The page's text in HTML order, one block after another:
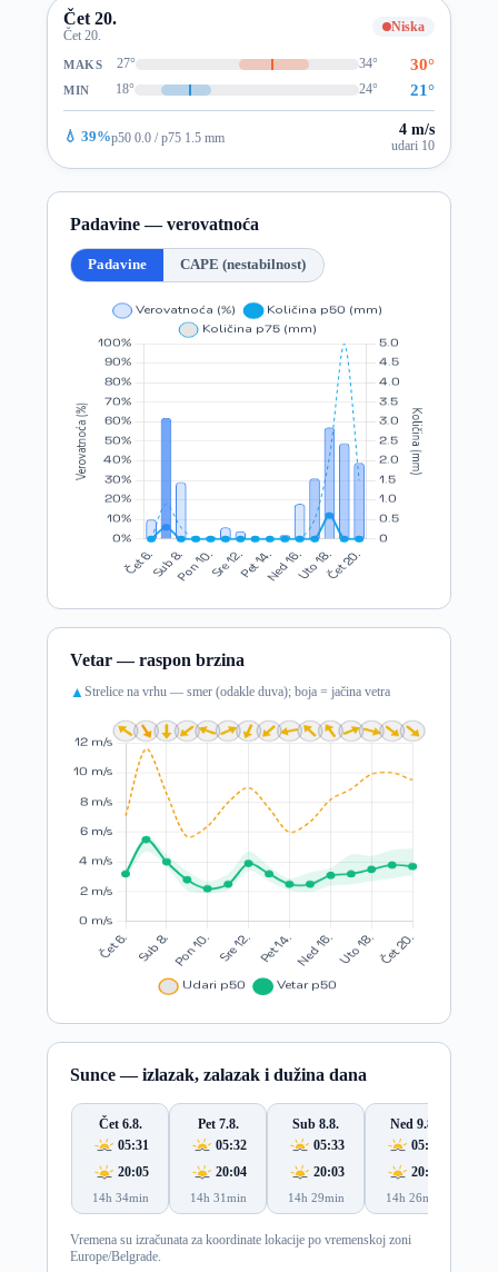
Čet 20.
Čet 20.
Niska
MAKS 27° 34° 30°
MIN 18° 24° 21°
💧 39%p50 0.0 / p75 1.5 mm 4 m/s
udari 10
Padavine — verovatnoća
Padavine CAPE (nestabilnost)
Vetar — raspon brzina
▲ Strelice na vrhu — smer (odakle duva); boja = jačina vetra
Sunce — izlazak, zalazak i dužina dana
Čet 6.8.
05:31
20:05
14h 34min
Pet 7.8.
05:32
20:04
14h 31min
Sub 8.8.
05:33
20:03
14h 29min
Ned 9.8.
05:35
20:01
14h 26min
Vremena su izračunata za koordinate lokacije po vremenskoj zoni
Europe/Belgrade.